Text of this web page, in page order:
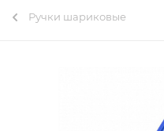
Ручки шариковые